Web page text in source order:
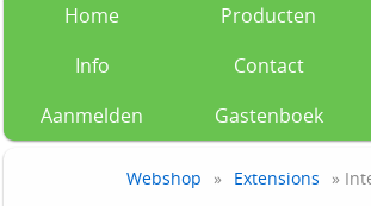
Home
Producten
Info
Contact
Aanmelden
Gastenboek
Webshop » Extensions »